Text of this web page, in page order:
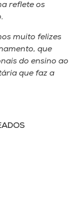
reflete os
muito felizes
que
do ensino ao
que faz a